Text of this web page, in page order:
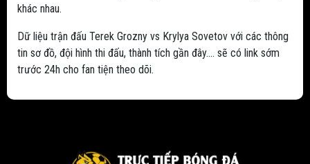
khác nhau.
Dữ liệu trận đấu Terek Grozny vs Krylya Sovetov với các thông
tin sơ đồ, đội hình thi đấu, thành tích gần đây.... sẽ có link sớm
trước 24h cho fan tiện theo dõi.